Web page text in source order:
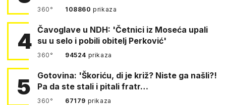
360° 108860prikaza
4 Čavoglave u NDH: 'Četnici iz Moseća upali
su u selo i pobili obitelj Perković'
360° 94524 prikaza
5
Gotovina: 'Škoriću, di je križ? Niste ga našli?!
Pa da ste stali i pitali fratr…
360° 67179 prikaza